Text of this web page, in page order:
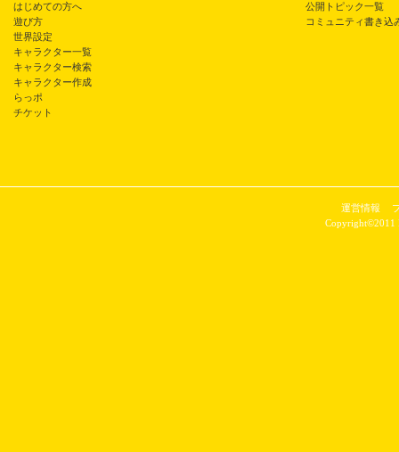
はじめての方へ
遊び方
世界設定
キャラクター一覧
キャラクター検索
キャラクター作成
らっポ
チケット
公開トピック一覧
コミュニティ書き込
運営情報
Copyright©2011